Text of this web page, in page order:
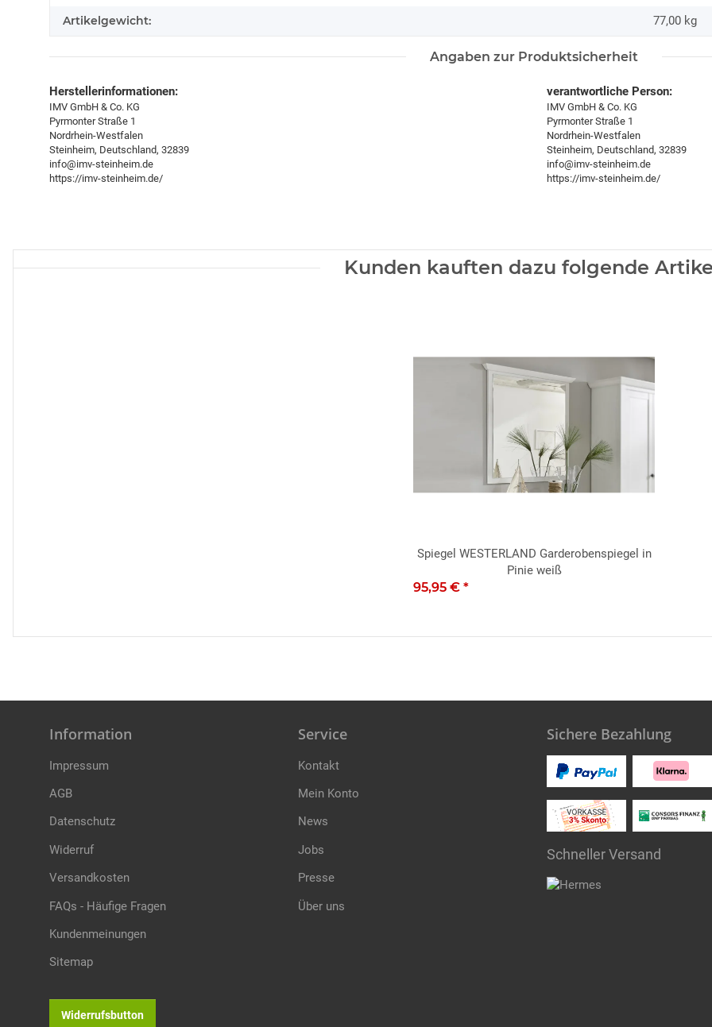
Artikelgewicht: 77,00 kg
Angaben zur Produktsicherheit
Herstellerinformationen:
IMV GmbH & Co. KG
Pyrmonter Straße 1
Nordrhein-Westfalen
Steinheim, Deutschland, 32839
info@imv-steinheim.de
https://imv-steinheim.de/
verantwortliche Person:
IMV GmbH & Co. KG
Pyrmonter Straße 1
Nordrhein-Westfalen
Steinheim, Deutschland, 32839
info@imv-steinheim.de
https://imv-steinheim.de/
Kunden kauften dazu folgende
Spiegel WESTERLAND Garderobenspiegel in
Pinie weiß
95,95 € *
Information
Impressum
AGB
Datenschutz
Widerruf
Versandkosten
FAQs - Häufige Fragen
Kundenmeinungen
Sitemap
Service
Kontakt
Mein Konto
News
Jobs
Presse
Über uns
Sichere Bezahlung
Schneller Versand
Widerrufsbutton